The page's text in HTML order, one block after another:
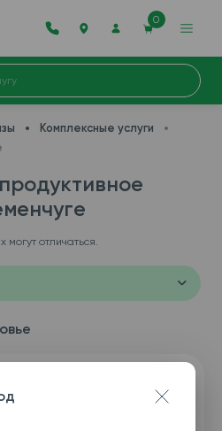
0
Комплексные услуги
отличаться.